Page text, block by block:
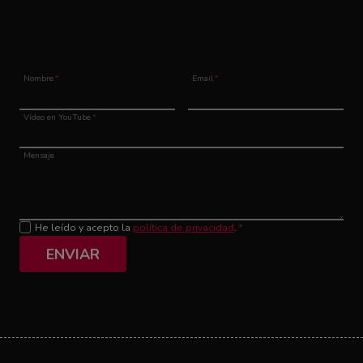
Nombre* Email*
Vídeo en YouTube*
Mensaje
He leído y acepto la política de privacidad. *
ENVIAR